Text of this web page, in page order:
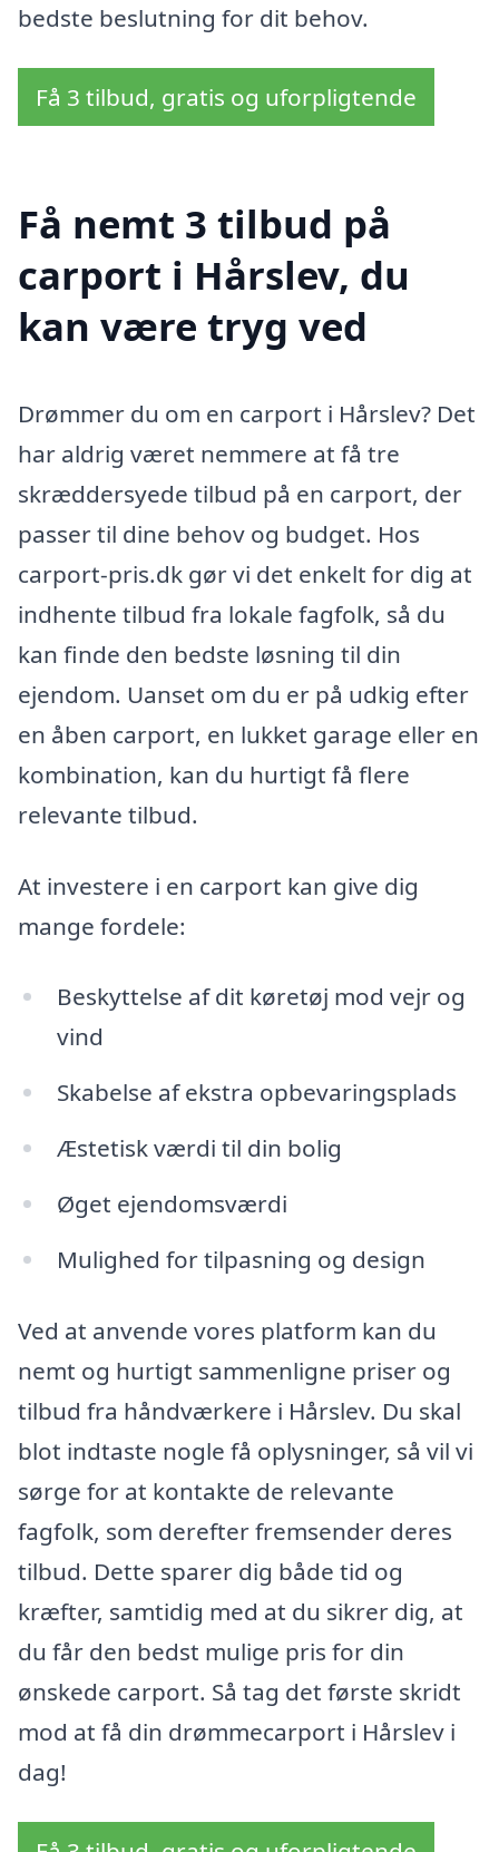
bedste beslutning for dit behov.
Få 3 tilbud, gratis og uforpligtende
Få nemt 3 tilbud på
carport i Hårslev, du
kan være tryg ved
Drømmer du om en carport i Hårslev? Det
har aldrig været nemmere at få tre
skræddersyede tilbud på en carport, der
passer til dine behov og budget. Hos
carport-pris.dk gør vi det enkelt for dig at
indhente tilbud fra lokale fagfolk, så du
kan finde den bedste løsning til din
ejendom. Uanset om du er på udkig efter
en åben carport, en lukket garage eller en
kombination, kan du hurtigt få flere
relevante tilbud.
At investere i en carport kan give dig
mange fordele:
Beskyttelse af dit køretøj mod vejr og
vind
Skabelse af ekstra opbevaringsplads
Æstetisk værdi til din bolig
Øget ejendomsværdi
Mulighed for tilpasning og design
Ved at anvende vores platform kan du
nemt og hurtigt sammenligne priser og
tilbud fra håndværkere i Hårslev. Du skal
blot indtaste nogle få oplysninger, så vil vi
sørge for at kontakte de relevante
fagfolk, som derefter fremsender deres
tilbud. Dette sparer dig både tid og
kræfter, samtidig med at du sikrer dig, at
du får den bedst mulige pris for din
ønskede carport. Så tag det første skridt
mod at få din drømmecarport i Hårslev i
dag!